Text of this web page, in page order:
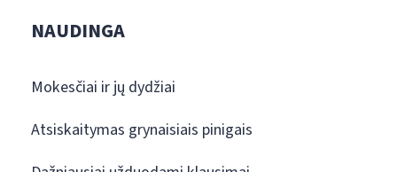
NAUDINGA
Mokesčiai ir jų dydžiai
Atsiskaitymas grynaisiais pinigais